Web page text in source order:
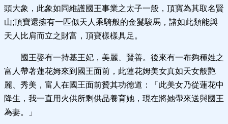
頭大象，此象如同維護國王事業之太子一般，頂寶為其取名賢
山;頂寶還擁有一匹似天人乘騎般的金鬘駿馬，諸如此類能與
天人比肩而立之財富，頂寶樣樣具足。
國王娶有一持基王妃，美麗、賢善。後來有一布夠種姓之
富人帶著蓮花姆來到國王面前，此蓮花姆美女真如天女般艷
麗、秀美，富人在國王面前贊其功德道：「此美女乃從蓮花中
降生，我一直用火供所剩供品養育她，現在將她帶來送與國王
為妻。」